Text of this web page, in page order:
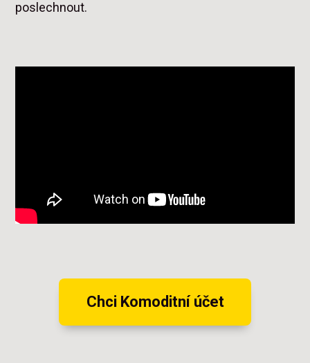
poslechnout.
Chci Komoditní účet